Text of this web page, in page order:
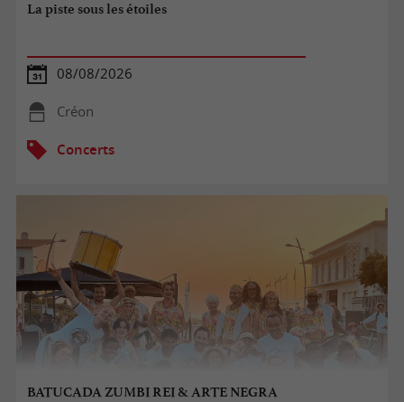
La piste sous les étoiles
08/08/2026
Créon
Concerts
BATUCADA ZUMBI REI & ARTE NEGRA